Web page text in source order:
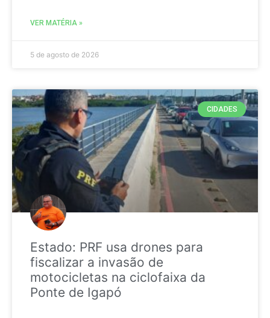
VER MATÉRIA »
5 de agosto de 2026
CIDADES
Estado: PRF usa drones para
fiscalizar a invasão de
motocicletas na ciclofaixa da
Ponte de Igapó